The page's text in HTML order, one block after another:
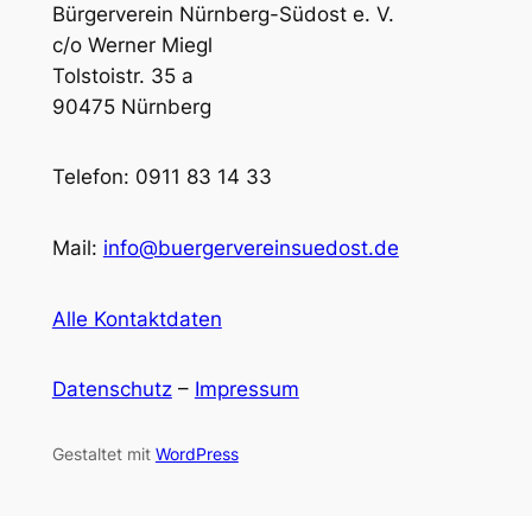
Bürgerverein Nürnberg-Südost e. V.
c/o Werner Miegl
Tolstoistr. 35 a
90475 Nürnberg
Telefon: 0911 83 14 33
Mail: info@buergervereinsuedost.de
Alle Kontaktdaten
Datenschutz– Impressum
Gestaltet mit WordPress